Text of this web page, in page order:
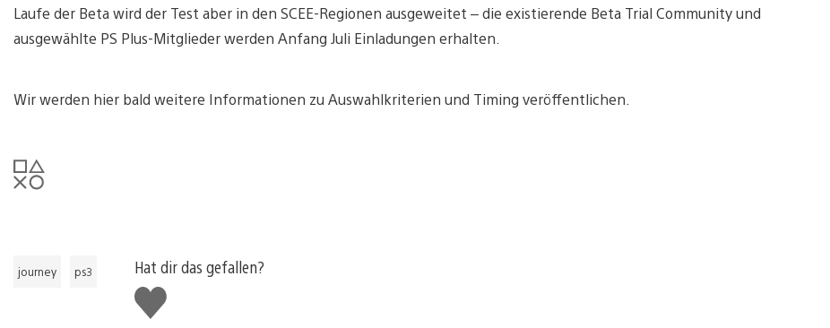
Laufe der Beta wird der Test aber in den SCEE-Regionen ausgeweitet – die existierende Beta Trial Community und
ausgewählte PS Plus-Mitglieder werden Anfang Juli Einladungen erhalten.
Wir werden hier bald weitere Informationen zu Auswahlkriterien und Timing veröffentlichen.
journey ps3
Hat dir das gefallen?
Gefällt
mir